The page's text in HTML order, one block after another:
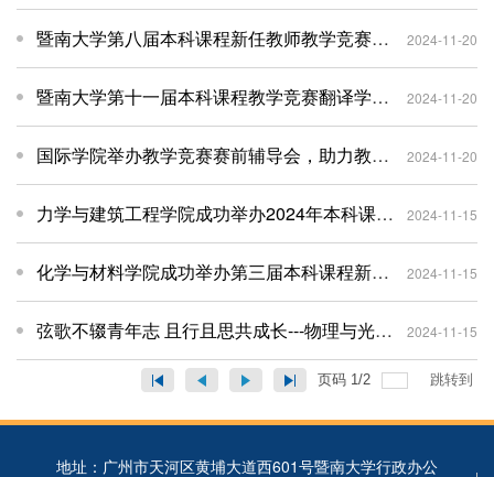
暨南大学第八届本科课程新任教师教学竞赛文学院院内交流赛顺利举办 2024-11-20
暨南大学第十一届本科课程教学竞赛翻译学院初赛成功举办 2024-11-20
国际学院举办教学竞赛赛前辅导会，助力教师提升教学创新能力 2024-11-20
力学与建筑工程学院成功举办2024年本科课程新任教师教学竞赛 2024-11-15
化学与材料学院成功举办第三届本科课程新任教师教学竞赛 2024-11-15
弦歌不辍青年志 且行且思共成长---物理与光电工程学院（理工学院）举办2024年本科课程新任教师教学竞赛 2024-11-15
页码 1/2 跳转到
地址：广州市天河区黄埔大道西601号暨南大学行政办公